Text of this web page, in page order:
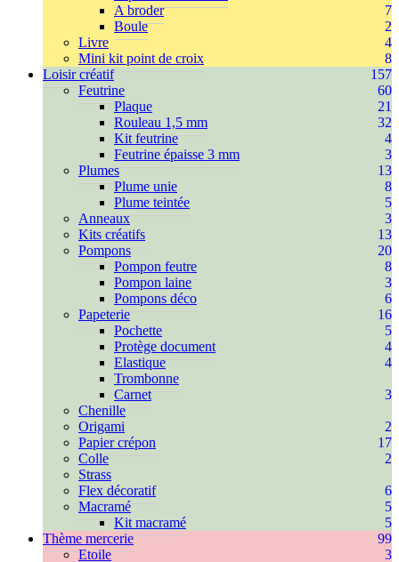
A broder
7
Boule
2
Livre
4
Mini kit point de croix
8
Loisir créatif
157
Feutrine
60
Plaque
21
Rouleau 1,5 mm
32
Kit feutrine
4
Feutrine épaisse 3 mm
3
Plumes
13
Plume unie
8
Plume teintée
5
Anneaux
3
Kits créatifs
13
Pompons
20
Pompon feutre
8
Pompon laine
3
Pompons déco
6
Papeterie
16
Pochette
5
Protège document
4
Elastique
4
Trombonne
Carnet
3
Chenille
Origami
2
Papier crépon
17
Colle
2
Strass
Flex décoratif
6
Macramé
5
Kit macramé
5
Thème mercerie
99
Etoile
3